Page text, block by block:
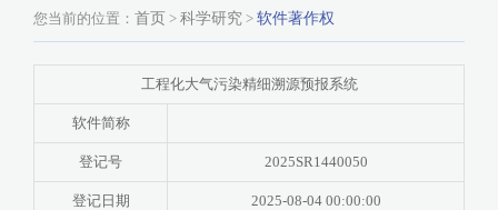
您当前的位置： 首页 > 科学研究 > 软件著作权
工程化大气污染精细溯源预报系统
软件简称
登记号 2025SR1440050
登记日期 2025-08-04 00:00:00